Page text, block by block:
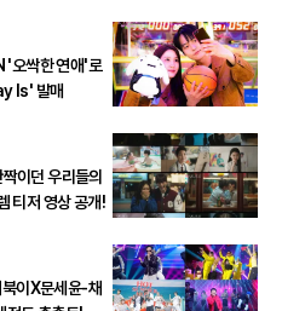
'오싹한 연애'로
Is' 발매
이던 우리들의
티저 영상 공개!
이X문세윤-채